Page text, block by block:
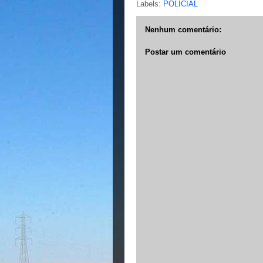
Labels: POLICIAL
Nenhum comentário:
Postar um comentário